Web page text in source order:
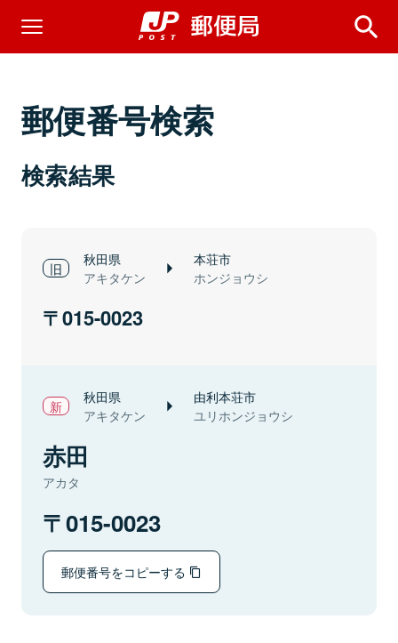
郵便番号検索
検索結果
秋田県
アキタケン
本荘市
ホンジョウシ
015-0023
秋田県
アキタケン
由利本荘市
ユリホンジョウシ
赤田
アカタ
015-0023
郵便番号をコピーする